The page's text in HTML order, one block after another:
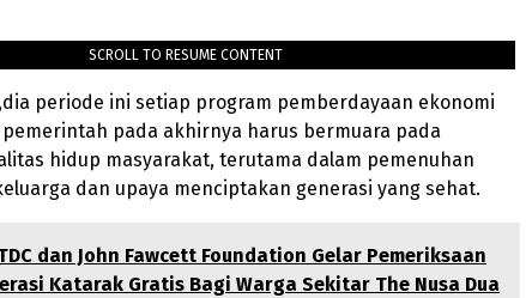
SCROLL TO RESUME CONTENT
periode ini setiap program pemberdayaan ekonomi
pada akhirnya harus bermuara pada
hidup masyarakat, terutama dalam pemenuhan
dan upaya menciptakan generasi yang sehat.
dan John Fawcett Foundation Gelar Pemeriksaan
Katarak Gratis Bagi Warga Sekitar The Nusa Dua